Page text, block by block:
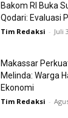
Bakom RI Buka
Qodari: Evaluasi
Tim Redaksi - Juli
Makassar
Melinda: Warga
Ekonomi
Tim Redaksi -